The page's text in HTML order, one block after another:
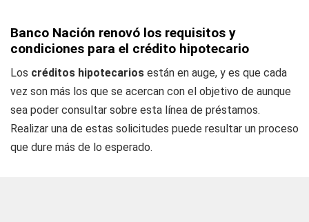
Banco Nación renovó los requisitos y
condiciones para el crédito hipotecario
Los créditos hipotecarios están en auge, y es que cada
vez son más los que se acercan con el objetivo de aunque
sea poder consultar sobre esta línea de préstamos.
Realizar una de estas solicitudes puede resultar un proceso
que dure más de lo esperado.